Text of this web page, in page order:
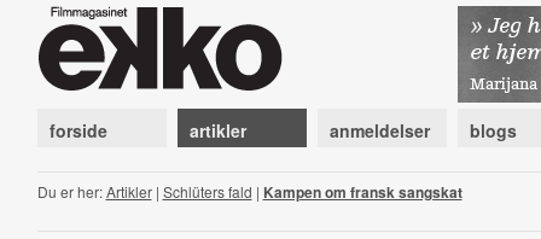
forside artikler anmeldelser blogs
Du er her:Artikler| Schlüters fald | Kampen om fransk sangskat